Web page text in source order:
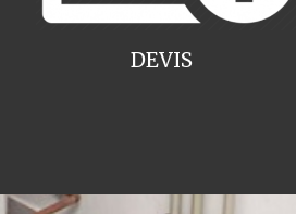
DEVIS